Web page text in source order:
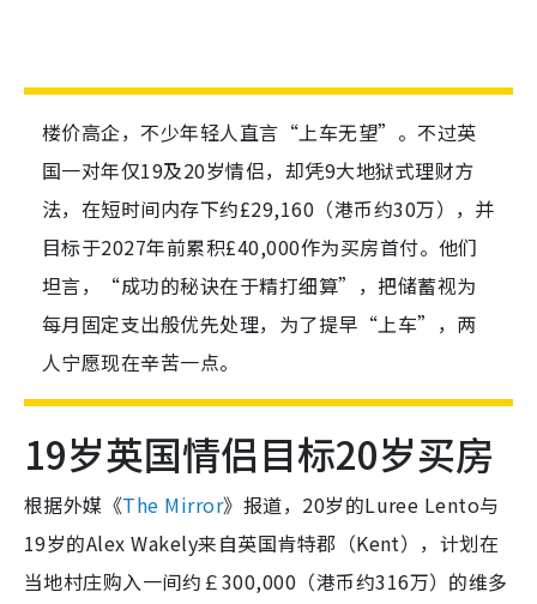
楼价高企，不少年轻人直言“上车无望”。不过英
国一对年仅19及20岁情侣，却凭9大地狱式理财方
法，在短时间内存下约£29,160（港币约30万），并
目标于2027年前累积£40,000作为买房首付。他们
坦言，“成功的秘诀在于精打细算”，把储蓄视为
每月固定支出般优先处理，为了提早“上车”，两
人宁愿现在辛苦一点。
19岁英国情侣目标20岁买房
根据外媒《The Mirror》报道，20岁的Luree Lento与
19岁的Alex Wakely来自英国肯特郡（Kent），计划在
当地村庄购入一间约￡300,000（港币约316万）的维多